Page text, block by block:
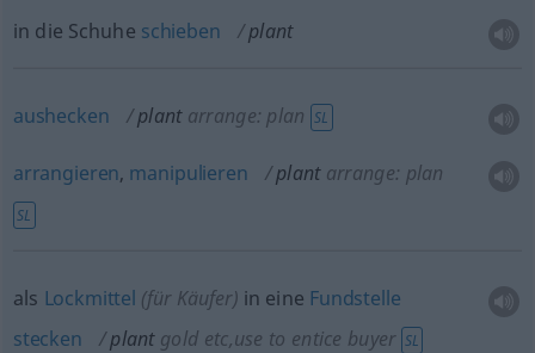
in die Schuhe schieben plant
aushecken plant arrange: plan SL
arrangieren, manipulieren plant arrange: plan
SL
als Lockmittel (für Käufer) in eine Fundstelle
stecken
plant gold etc,use to entice buyer SL